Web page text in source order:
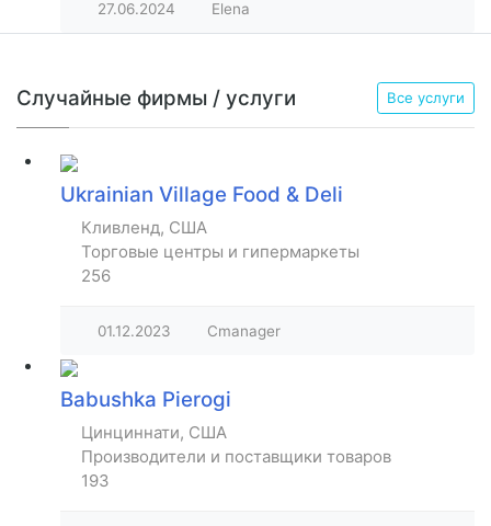
27.06.2024 Elena
Случайные фирмы / услуги Все услуги
Ukrainian Village Food & Deli
Кливленд, США
Торговые центры и гипермаркеты
256
01.12.2023 Cmanager
Babushka Pierogi
Цинциннати, США
Производители и поставщики товаров
193